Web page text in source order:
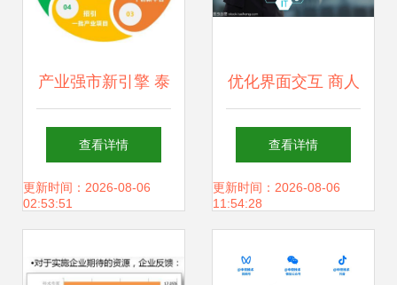
产业强市新引擎 泰
州7支重点产业服
务队扬帆起航，赋
查看详情
更新时间：2026-08-06
02:53:51
优化界面交互 商人
手选择咨询措辞与
技术服务屏幕设计
查看详情
更新时间：2026-08-06
11:54:28